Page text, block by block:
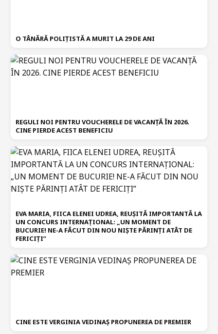
O TÂNĂRĂ POLIȚISTĂ A MURIT LA 29 DE ANI
REGULI NOI PENTRU VOUCHERELE DE VACANȚĂ ÎN 2026.
CINE PIERDE ACEST BENEFICIU
EVA MARIA, FIICA ELENEI UDREA, REUȘITĂ IMPORTANTĂ LA
UN CONCURS INTERNAȚIONAL: „UN MOMENT DE
BUCURIE! NE-A FĂCUT DIN NOU NIȘTE PĂRINȚI ATÂT DE
FERICIȚI”
CINE ESTE VERGINIA VEDINAȘ PROPUNEREA DE PREMIER